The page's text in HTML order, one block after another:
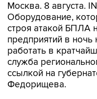
Москва. 8 августа.
Оборудование,
строя атакой БПЛА
предприятий в ночь
работать в
служба
ссылкой на
Федорищева.